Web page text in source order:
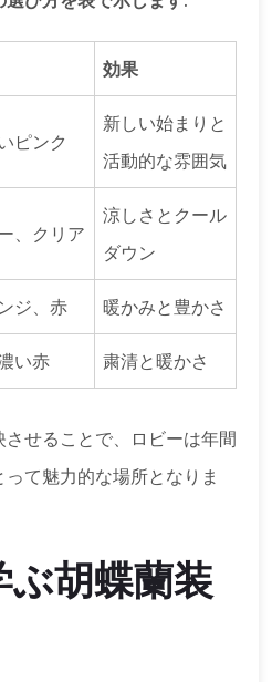
効果
ピンク
新しい始まりと
活動的な雰囲気
、クリア
涼しさとクール
ダウン
ジ、赤 暖かみと豊かさ
い赤 粛清と暖かさ
せることで、ロビーは年間
て魅力的な場所となりま
胡蝶蘭装